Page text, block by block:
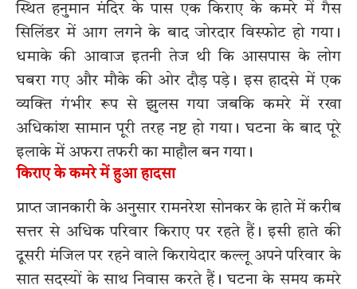
स्थित हनुमान मंदिर के पास एक किराए के कमरे में गैस
सिलिंडर में आग लगने के बाद जोरदार विस्फोट हो गया।
धमाके की आवाज इतनी तेज थी कि आसपास के लोग
घबरा गए और मौके की ओर दौड़ पड़े। इस हादसे में एक
व्यक्ति गंभीर रूप से झुलस गया जबकि कमरे में रखा
अधिकांश सामान पूरी तरह नष्ट हो गया। घटना के बाद पूरे
इलाके में अफरा तफरी का माहौल बन गया।
किराए के कमरे में हुआ हादसा
प्राप्त जानकारी के अनुसार रामनरेश सोनकर के हाते में करीब
सत्तर से अधिक परिवार किराए पर रहते हैं। इसी हाते की
दूसरी मंजिल पर रहने वाले किरायेदार कल्लू अपने परिवार के
सात सदस्यों के साथ निवास करते हैं। घटना के समय कमरे